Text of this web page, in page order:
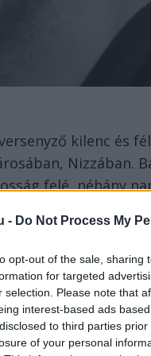
- Do Not Process My
opt-out of the sale,
for targeted
selection. Please note that
interest-based ads
to third parties
of your personal
kilenc és
Nizzában.
felé, néhány
adott. Végül
Formula-1-es
ez lesz a
nélkül állíthatjuk,
a
ki a